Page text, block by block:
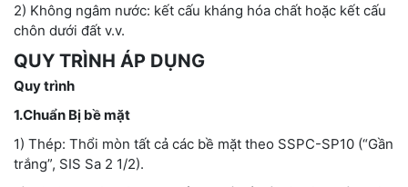
2) Không ngâm nước: kết cấu kháng hóa chất hoặc kết cấu
chôn dưới đất v.v.
QUY TRÌNH ÁP DỤNG
Quy trình
1.Chuẩn Bị bề mặt
1) Thép: Thổi mòn tất cả các bề mặt theo SSPC-SP10 (“Gần
trắng”, SIS Sa 2 1/2).